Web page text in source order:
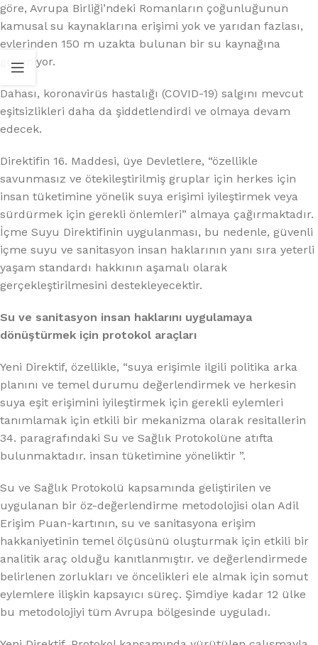
göre, Avrupa Birliği’ndeki Romanların çoğunluğunun
kamusal su kaynaklarına erişimi yok ve yarıdan fazlası,
evlerinden 150 m uzakta bulunan bir su kaynağına
güveniyor.
Dahası, koronavirüs hastalığı (COVID-19) salgını mevcut
eşitsizlikleri daha da şiddetlendirdi ve olmaya devam
edecek.
Direktifin 16. Maddesi, üye Devletlere, “özellikle
savunmasız ve ötekileştirilmiş gruplar için herkes için
insan tüketimine yönelik suya erişimi iyileştirmek veya
sürdürmek için gerekli önlemleri” almaya çağırmaktadır.
İçme Suyu Direktifinin uygulanması, bu nedenle, güvenli
içme suyu ve sanitasyon insan haklarının yanı sıra yeterli
yaşam standardı hakkının aşamalı olarak
gerçekleştirilmesini destekleyecektir.
Su ve sanitasyon insan haklarını uygulamaya
dönüştürmek için protokol araçları
Yeni Direktif, özellikle, “suya erişimle ilgili politika arka
planını ve temel durumu değerlendirmek ve herkesin
suya eşit erişimini iyileştirmek için gerekli eylemleri
tanımlamak için etkili bir mekanizma olarak resitallerin
34. paragrafındaki Su ve Sağlık Protokolüne atıfta
bulunmaktadır. insan tüketimine yöneliktir ”.
Su ve Sağlık Protokolü kapsamında geliştirilen ve
uygulanan bir öz-değerlendirme metodolojisi olan Adil
Erişim Puan-kartının, su ve sanitasyona erişim
hakkaniyetinin temel ölçüsünü oluşturmak için etkili bir
analitik araç olduğu kanıtlanmıştır. ve değerlendirmede
belirlenen zorlukları ve öncelikleri ele almak için somut
eylemlere ilişkin kapsayıcı süreç. Şimdiye kadar 12 ülke
bu metodolojiyi tüm Avrupa bölgesinde uyguladı.